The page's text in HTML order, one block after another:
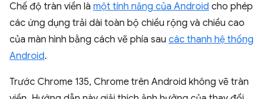
Chế độ tràn viền là một tính năng của Android cho phép
các ứng dụng trải dài toàn bộ chiều rộng và chiều cao
của màn hình bằng cách vẽ phía sau các thanh hệ thống
Android.
Trước Chrome 135, Chrome trên Android không vẽ tràn